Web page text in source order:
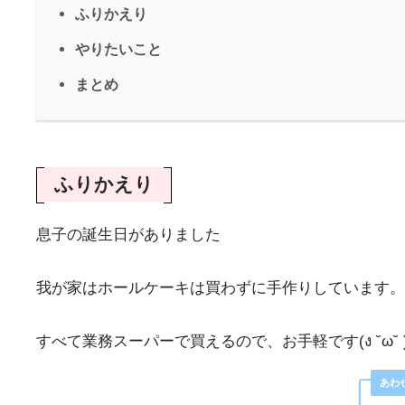
ふりかえり
やりたいこと
まとめ
ふりかえり
息子の誕生日がありました
我が家はホールケーキは買わずに手作りしています。
すべて業務スーパーで買えるので、お手軽です(ง ˘ω˘